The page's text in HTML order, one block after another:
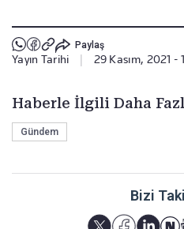
Paylaş
Yayın Tarihi | 29 Kasım, 2021 -
Haberle İlgili Daha
Gündem
Bizi